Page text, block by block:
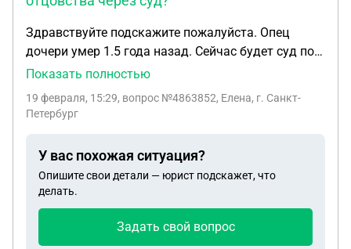
какого-либо заявления от этой супруги, без явки к
нотариусу, только при наличии отказа дочери от
наследства?
Здравствуйте подскажите пожалуйста. Опец
дочери умер 1.5 года назад. Сейчас будет суд по
установлению отцовства для поступления по
пенсию? Со дня как он умер или со дня подачи
Показать полностью
19 февраля, 15:29, вопрос №4863852, Елена, г. Санкт-
Петербург
У вас похожая ситуация?
Опишите свои детали — юрист подскажет, что
делать.
Задать свой вопрос